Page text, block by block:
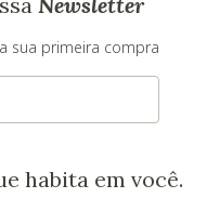
sua primeira compra
habita em você.